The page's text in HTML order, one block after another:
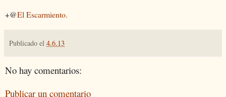
+@El Escarmiento.
Publicado el 4.6.13
No hay comentarios:
Publicar un comentario